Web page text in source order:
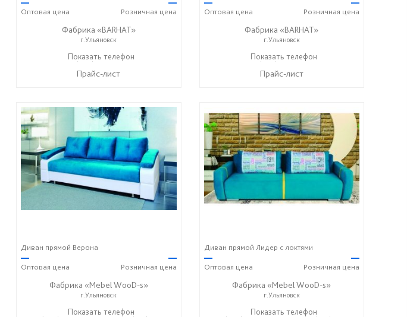
Оптовая цена Розничная цена
Фабрика «BARHAT»
г.Ульяновск
+7 (996) 219-29-77
Показать телефон
Прайс-лист
Оптовая цена Розничная цена
Фабрика «BARHAT»
г.Ульяновск
+7 (996) 219-29-77
Показать телефон
Прайс-лист
Диван прямой Верона
—
Оптовая цена
—
Розничная цена
Фабрика «Mebel WooD-s»
г.Ульяновск
+7 (906) 140-08-08 ☎+7 (917) 612-77-76
Показать телефон
Диван прямой Лидер с локтями
—
Оптовая цена
—
Розничная цена
Фабрика «Mebel WooD-s»
г.Ульяновск
+7 (906) 140-08-08 ☎+7 (917) 612-77-76
Показать телефон